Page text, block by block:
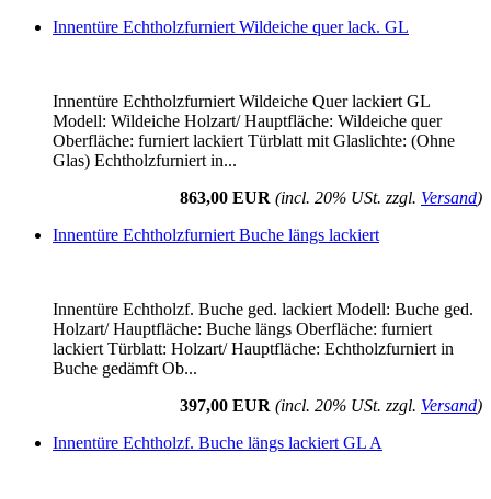
Innentüre Echtholzfurniert Wildeiche quer lack. GL
Innentüre Echtholzfurniert Wildeiche Quer lackiert GL
Modell: Wildeiche Holzart/ Hauptfläche: Wildeiche quer
Oberfläche: furniert lackiert Türblatt mit Glaslichte: (Ohne
Glas) Echtholzfurniert in...
863,00 EUR (incl. 20% USt. zzgl. Versand)
Innentüre Echtholzfurniert Buche längs lackiert
Innentüre Echtholzf. Buche ged. lackiert Modell: Buche ged.
Holzart/ Hauptfläche: Buche längs Oberfläche: furniert
lackiert Türblatt: Holzart/ Hauptfläche: Echtholzfurniert in
Buche gedämft Ob...
397,00 EUR (incl. 20% USt. zzgl. Versand)
Innentüre Echtholzf. Buche längs lackiert GL A